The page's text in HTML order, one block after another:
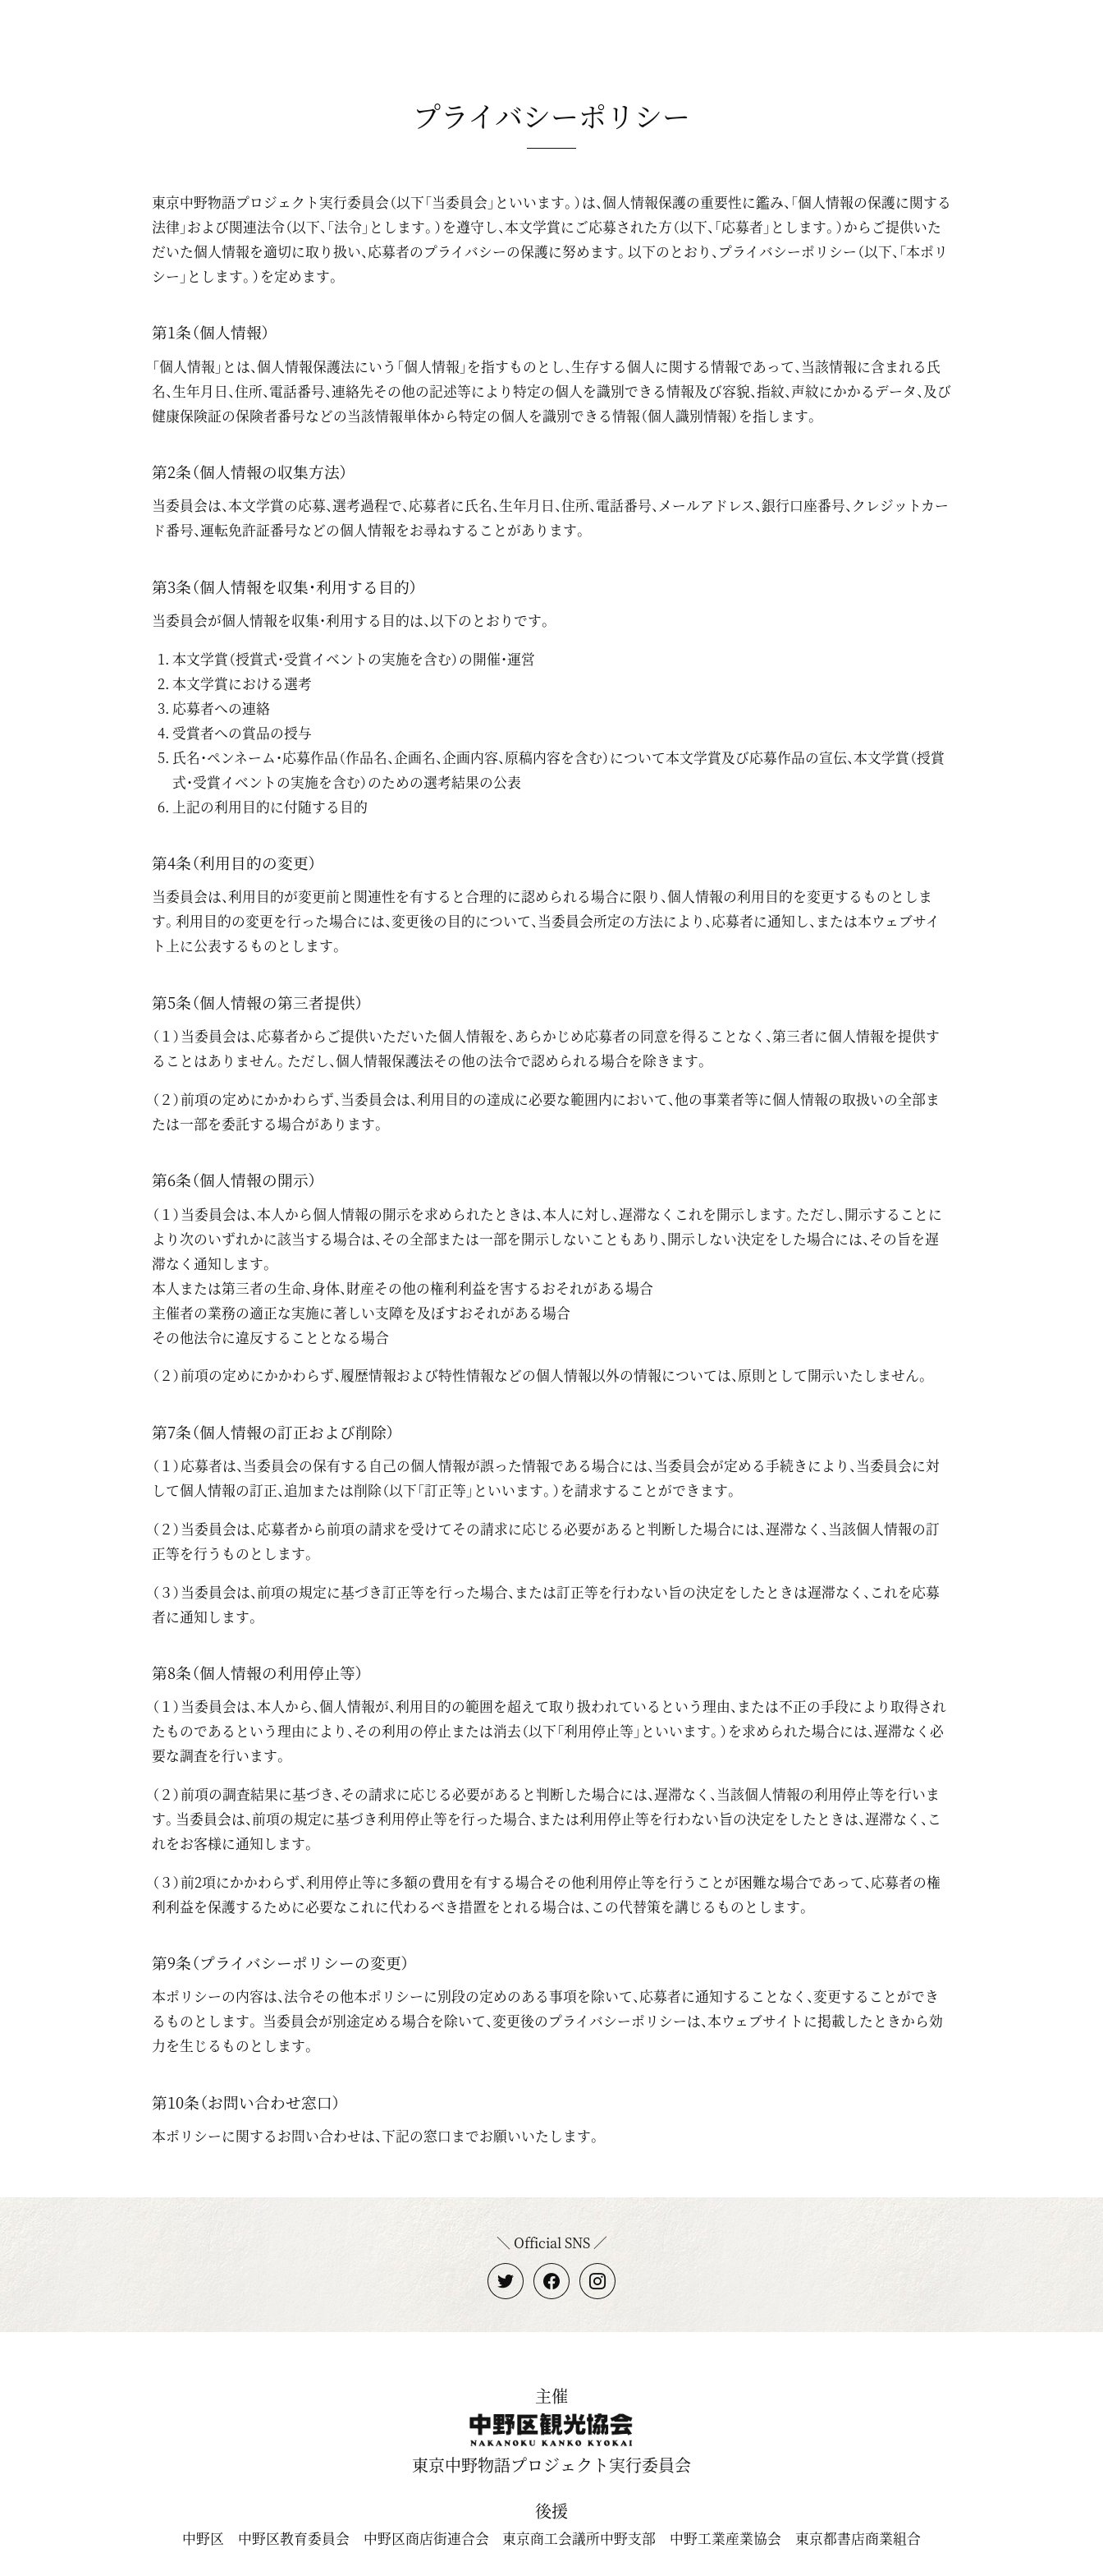
プライバシーポリシー
東京中野物語プロジェクト実行委員会（以下「当委員会」といいます。）は、個人情報保護の重要性に鑑み、「個人情報の保護に関する
法律」および関連法令（以下、「法令」とします。）を遵守し、本文学賞にご応募された方（以下、「応募者」とします。）からご提供いた
だいた個人情報を適切に取り扱い、応募者のプライバシーの保護に努めます。以下のとおり、プライバシーポリシー（以下、「本ポリ
シー」とします。）を定めます。
第1条（個人情報）
「個人情報」とは、個人情報保護法にいう「個人情報」を指すものとし、生存する個人に関する情報であって、当該情報に含まれる氏
名、生年月日、住所、電話番号、連絡先その他の記述等により特定の個人を識別できる情報及び容貌、指紋、声紋にかかるデータ、及び
健康保険証の保険者番号などの当該情報単体から特定の個人を識別できる情報（個人識別情報）を指します。
第2条（個人情報の収集方法）
当委員会は、本文学賞の応募、選考過程で、応募者に氏名、生年月日、住所、電話番号、メールアドレス、銀行口座番号、クレジットカー
ド番号、運転免許証番号などの個人情報をお尋ねすることがあります。
第3条（個人情報を収集・利用する目的）
当委員会が個人情報を収集・利用する目的は、以下のとおりです。
本文学賞（授賞式・受賞イベントの実施を含む）の開催・運営
本文学賞における選考
応募者への連絡
受賞者への賞品の授与
氏名・ペンネーム・応募作品（作品名、企画名、企画内容、原稿内容を含む）について本文学賞及び応募作品の宣伝、本文学賞（授賞
式・受賞イベントの実施を含む）のための選考結果の公表
上記の利用目的に付随する目的
第4条（利用目的の変更）
当委員会は、利用目的が変更前と関連性を有すると合理的に認められる場合に限り、個人情報の利用目的を変更するものとしま
す。利用目的の変更を行った場合には、変更後の目的について、当委員会所定の方法により、応募者に通知し、または本ウェブサイ
ト上に公表するものとします。
第5条（個人情報の第三者提供）
（１）当委員会は、応募者からご提供いただいた個人情報を、あらかじめ応募者の同意を得ることなく、第三者に個人情報を提供す
ることはありません。ただし、個人情報保護法その他の法令で認められる場合を除きます。
（２）前項の定めにかかわらず、当委員会は、利用目的の達成に必要な範囲内において、他の事業者等に個人情報の取扱いの全部ま
たは一部を委託する場合があります。
第6条（個人情報の開示）
（１）当委員会は、本人から個人情報の開示を求められたときは、本人に対し、遅滞なくこれを開示します。ただし、開示することに
より次のいずれかに該当する場合は、その全部または一部を開示しないこともあり、開示しない決定をした場合には、その旨を遅
滞なく通知します。
本人または第三者の生命、身体、財産その他の権利利益を害するおそれがある場合
主催者の業務の適正な実施に著しい支障を及ぼすおそれがある場合
その他法令に違反することとなる場合
（２）前項の定めにかかわらず、履歴情報および特性情報などの個人情報以外の情報については、原則として開示いたしません。
第7条（個人情報の訂正および削除）
（１）応募者は、当委員会の保有する自己の個人情報が誤った情報である場合には、当委員会が定める手続きにより、当委員会に対
して個人情報の訂正、追加または削除（以下「訂正等」といいます。）を請求することができます。
（２）当委員会は、応募者から前項の請求を受けてその請求に応じる必要があると判断した場合には、遅滞なく、当該個人情報の訂
正等を行うものとします。
（３）当委員会は、前項の規定に基づき訂正等を行った場合、または訂正等を行わない旨の決定をしたときは遅滞なく、これを応募
者に通知します。
第8条（個人情報の利用停止等）
（１）当委員会は、本人から、個人情報が、利用目的の範囲を超えて取り扱われているという理由、または不正の手段により取得され
たものであるという理由により、その利用の停止または消去（以下「利用停止等」といいます。）を求められた場合には、遅滞なく必
要な調査を行います。
（２）前項の調査結果に基づき、その請求に応じる必要があると判断した場合には、遅滞なく、当該個人情報の利用停止等を行いま
す。当委員会は、前項の規定に基づき利用停止等を行った場合、または利用停止等を行わない旨の決定をしたときは、遅滞なく、こ
れをお客様に通知します。
（３）前2項にかかわらず、利用停止等に多額の費用を有する場合その他利用停止等を行うことが困難な場合であって、応募者の権
利利益を保護するために必要なこれに代わるべき措置をとれる場合は、この代替策を講じるものとします。
第9条（プライバシーポリシーの変更）
本ポリシーの内容は、法令その他本ポリシーに別段の定めのある事項を除いて、応募者に通知することなく、変更することができ
るものとします。 当委員会が別途定める場合を除いて、変更後のプライバシーポリシーは、本ウェブサイトに掲載したときから効
力を生じるものとします。
第10条（お問い合わせ窓口）
本ポリシーに関するお問い合わせは、下記の窓口までお願いいたします。
＼ Official SNS ／
主催
東京中野物語プロジェクト実行委員会
後援
中野区 中野区教育委員会 中野区商店街連合会 東京商工会議所中野支部 中野工業産業協会 東京都書店商業組合